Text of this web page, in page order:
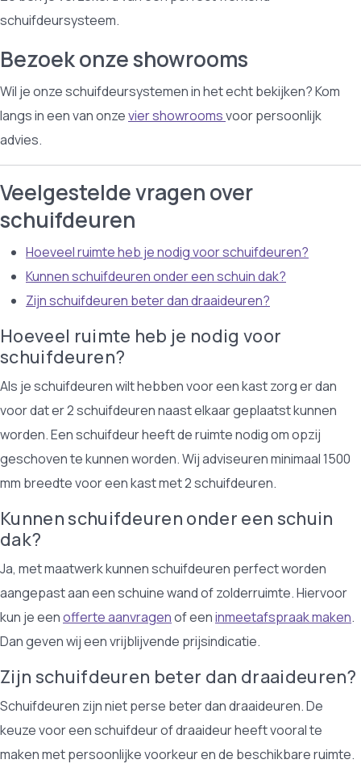
schuifdeursysteem.
Bezoek onze showrooms
Wil je onze schuifdeursystemen in het echt bekijken? Kom
langs in een van onzevier showroomsvoor persoonlijk
advies.
Veelgestelde vragen over
schuifdeuren
Hoeveel ruimte heb je nodig voor schuifdeuren?
Kunnen schuifdeuren onder een schuin dak?
Zijn schuifdeuren beter dan draaideuren?
Hoeveel ruimte heb je nodig voor
schuifdeuren?
Als je schuifdeuren wilt hebben voor een kast zorg er dan
voor dat er 2 schuifdeuren naast elkaar geplaatst kunnen
worden. Een schuifdeur heeft de ruimte nodig om opzij
geschoven te kunnen worden. Wij adviseuren minimaal 1500
mm breedte voor een kast met 2 schuifdeuren.
Kunnen schuifdeuren onder een schuin
dak?
Ja, met maatwerk kunnen schuifdeuren perfect worden
aangepast aan een schuine wand of zolderruimte. Hiervoor
kun je eenofferte aanvragenof eeninmeetafspraak maken.
Dan geven wij een vrijblijvende prijsindicatie.
Zijn schuifdeuren beter dan draaideuren?
Schuifdeuren zijn niet perse beter dan draaideuren. De
keuze voor een schuifdeur of draaideur heeft vooral te
maken met persoonlijke voorkeur en de beschikbare ruimte.